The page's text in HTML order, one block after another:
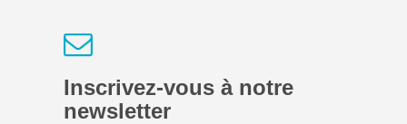
Inscrivez-vous à notre
newsletter